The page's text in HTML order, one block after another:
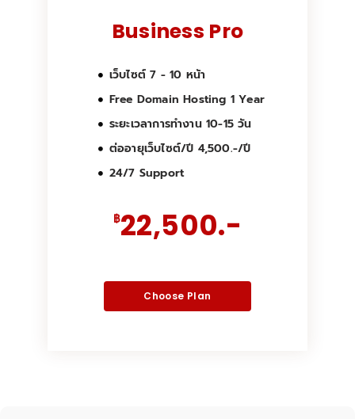
Business Pro
เว็บไซต์ 7 - 10 หน้า
Free Domain Hosting 1 Year
ระยะเวลาการทำงาน 10-15 วัน
ต่ออายุเว็บไซต์/ปี 4,500.-/ปี
24/7 Support
฿22,500.-
Choose Plan